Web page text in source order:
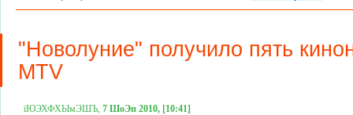
"Новолуние" получило пять
MTV
їЮЭХФХЫмЭШЪ, 7 ШоЭп 2010, [10:41]